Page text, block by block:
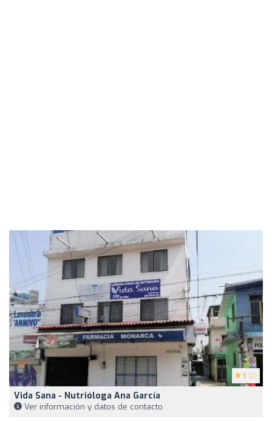
5 (2)
Vida Sana - Nutrióloga Ana García
Ver información y datos de contacto